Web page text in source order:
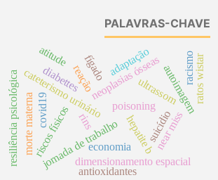
PALAVRAS-CHAVE
hepatite b
neoplasias ósseas
poisoningultrassom
cateterismo urinário
near miss
jornada de trabalho
resiliência psicológica dimensionamento espacial
riscos físicos
autoimagem
morte materna economia
suicídio
reação
diabettes ratos wistar
fígado
rins
racismo
adaptação
antioxidantes
atitude
covid19